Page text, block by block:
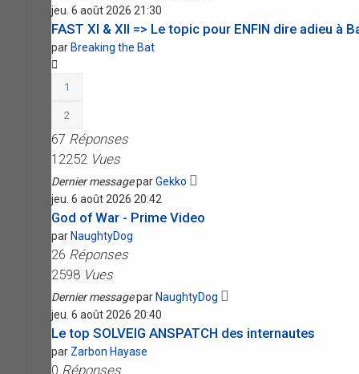
jeu. 6 août 2026 21:30
FAST XI & XII => Le topic pour ENFIN dire adieu à
par Breaking the Bat
1
2
67 Réponses
12252 Vues
Dernier messageparGekko
jeu. 6 août 2026 20:42
God of War - Prime Video
par NaughtyDog
26 Réponses
2598 Vues
Dernier messagepar NaughtyDog
jeu. 6 août 2026 20:40
Le top SOLVEIG ANSPATCH des internautes
par Zarbon Hayase
0 Réponses